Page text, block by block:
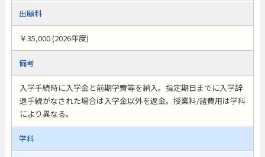
出願料
￥35,000 (2026年度)
備考
入学手続時に入学金と前期学費等を納入。指定期日までに入学辞
退手続がなされた場合は入学金以外を返金。授業料/諸費用は学科
により異なる。
学科